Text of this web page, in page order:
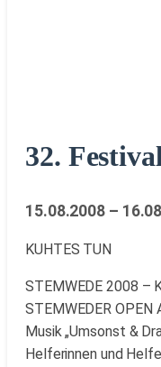
32.
15.08.2008 –
KUHTES TUN
STEMWEDE 2008 –
STEMWEDER
Musik „Umsonst &
Helferinnen und